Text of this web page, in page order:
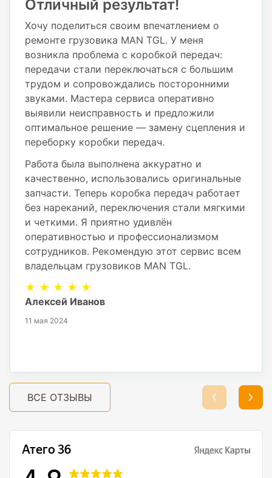
Отличный результат!
Хочу поделиться своим впечатлением о
ремонте грузовика MAN TGL. У меня
возникла проблема с коробкой передач:
передачи стали переключаться с большим
трудом и сопровождались посторонними
звуками. Мастера сервиса оперативно
выявили неисправность и предложили
оптимальное решение — замену сцепления и
переборку коробки передач.
Работа была выполнена аккуратно и
качественно, использовались оригинальные
запчасти. Теперь коробка передач работает
без нареканий, переключения стали мягкими
и четкими. Я приятно удивлён
оперативностью и профессионализмом
сотрудников. Рекомендую этот сервис всем
владельцам грузовиков MAN TGL.
★ ★ ★ ★ ★
Алексей Иванов
11 мая 2024
ВСЕ ОТЗЫВЫ